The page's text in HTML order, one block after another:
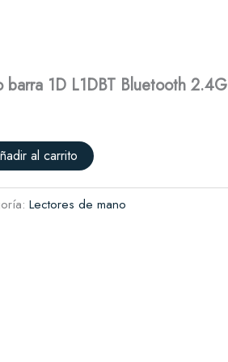
1D L1DBT Bluetooth 2.4G
al carrito
Lectores de mano
cantidad